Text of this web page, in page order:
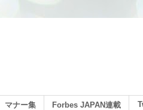
マナー集 Forbes JAPAN連載